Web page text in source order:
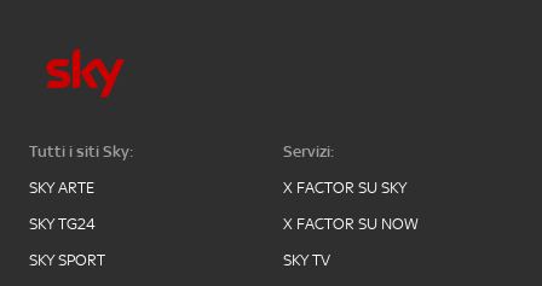
Tutti i siti Sky:
SKY ARTE
SKY TG24
SKY SPORT
Servizi:
X FACTOR SU SKY
X FACTOR SU NOW
SKY TV